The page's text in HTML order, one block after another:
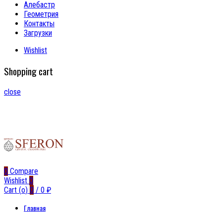
Алебастр
Геометрия
Контакты
Загрузки
Wishlist
Shopping cart
close
0 Compare
Wishlist 0
Cart (o) 0 / 0 ₽
Главная